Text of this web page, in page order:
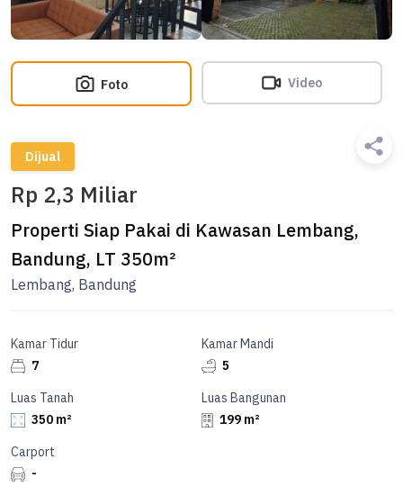
Foto Video
Dijual
Rp 2,3 Miliar
Properti Siap Pakai di Kawasan Lembang,
Bandung, LT 350m²
Lembang, Bandung
Kamar Tidur
7
Kamar Mandi
5
Luas Tanah
350 m²
Luas Bangunan
199 m²
Carport
-